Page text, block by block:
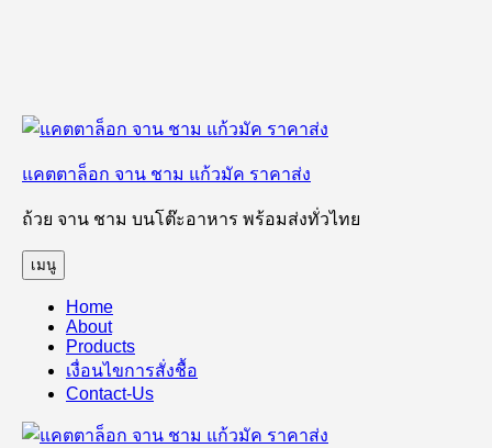
ข้าม
ยัง
บทความ
แคตตาล็อก จาน ชาม แก้วมัค ราคาส่ง
ถ้วย จาน ชาม บนโต๊ะอาหาร พร้อมส่งทั่วไทย
เมนู
Home
About
Products
เงื่อนไขการสั่งชื้อ
Contact-Us